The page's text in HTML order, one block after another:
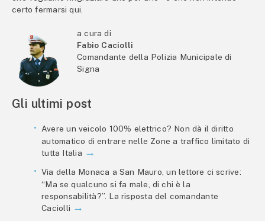
certo fermarsi qui.
a cura di
Fabio Caciolli
Comandante della Polizia Municipale di
Signa
Gli ultimi post
Avere un veicolo 100% elettrico? Non dà il diritto
automatico di entrare nelle Zone a traffico limitato di
tutta Italia
Via della Monaca a San Mauro, un lettore ci scrive:
“Ma se qualcuno si fa male, di chi è la
responsabilità?”. La risposta del comandante
Caciolli